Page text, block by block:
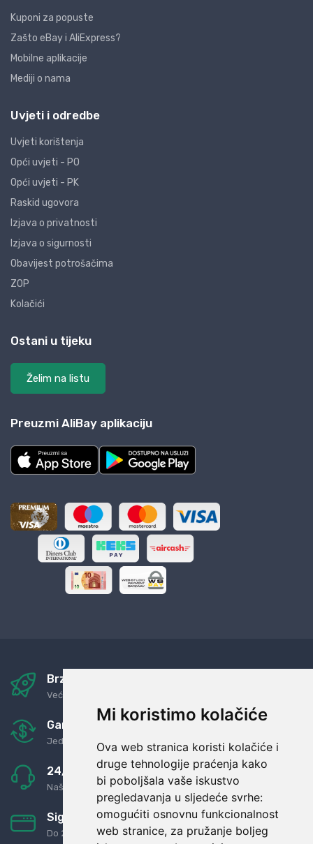
Mi koristimo kolačiće
Ova web stranica koristi kolačiće i
druge tehnologije praćenja kako
bi poboljšala vaše iskustvo
pregledavanja u sljedeće svrhe:
omogućiti osnovnu funkcionalnost
web stranice, za pružanje boljeg
Kuponi za popuste
Zašto eBay i AliExpress?
Mobilne aplikacije
Mediji o nama
Uvjeti i odredbe
Uvjeti korištenja
Opći uvjeti - PO
Opći uvjeti - PK
Raskid ugovora
Izjava o privatnosti
Izjava o sigurnosti
Obavijest potrošačima
ZOP
Kolačići
Ostani u tijeku
Želim na listu
Preuzmi AliBay aplikaciju
Brza i sigurna dostava
Već za nekoliko dana kod vas
Garancija u povrat novaca
Jednostavno pravilo: Roba za novac
24/7 odlična podrška
Naši agenti uvijek na raspolaganju
Sigurno obročno plaćanje
Do 24 rata bez kamata